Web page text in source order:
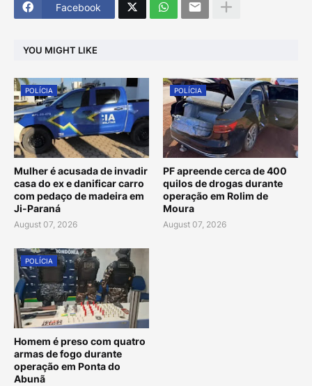
Facebook
YOU MIGHT LIKE
POLÍCIA
Mulher é acusada de invadir
casa do ex e danificar carro
com pedaço de madeira em
Ji-Paraná
August 07, 2026
POLÍCIA
PF apreende cerca de 400
quilos de drogas durante
operação em Rolim de
Moura
August 07, 2026
POLÍCIA
Homem é preso com quatro
armas de fogo durante
operação em Ponta do
Abunã